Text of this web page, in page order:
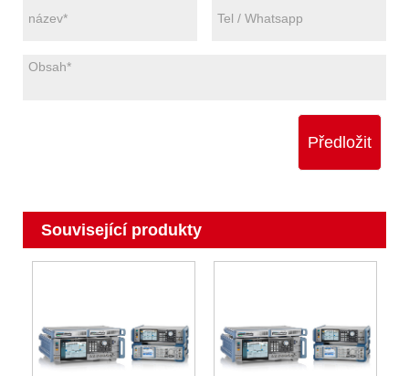
Předložit
Související produkty